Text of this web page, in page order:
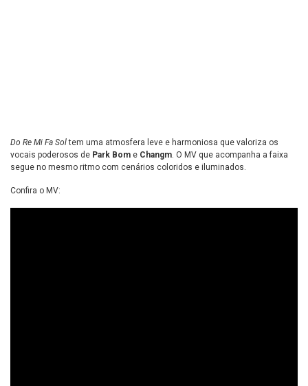
Do Re Mi Fa Soltem uma atmosfera leve e harmoniosa que valoriza os
vocais poderosos de Park Bom e Changm. O MV que acompanha a faixa
segue no mesmo ritmo com cenários coloridos e iluminados.
Confira o MV: